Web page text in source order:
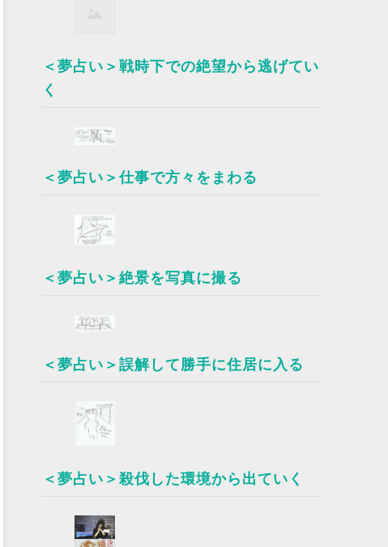
＜夢占い＞戦時下での絶望から逃げてい
く
＜夢占い＞仕事で方々をまわる
＜夢占い＞絶景を写真に撮る
＜夢占い＞誤解して勝手に住居に入る
＜夢占い＞殺伐した環境から出ていく